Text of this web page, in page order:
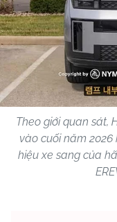
Theo giới quan sát,
vào cuối năm
hiệu xe sang của